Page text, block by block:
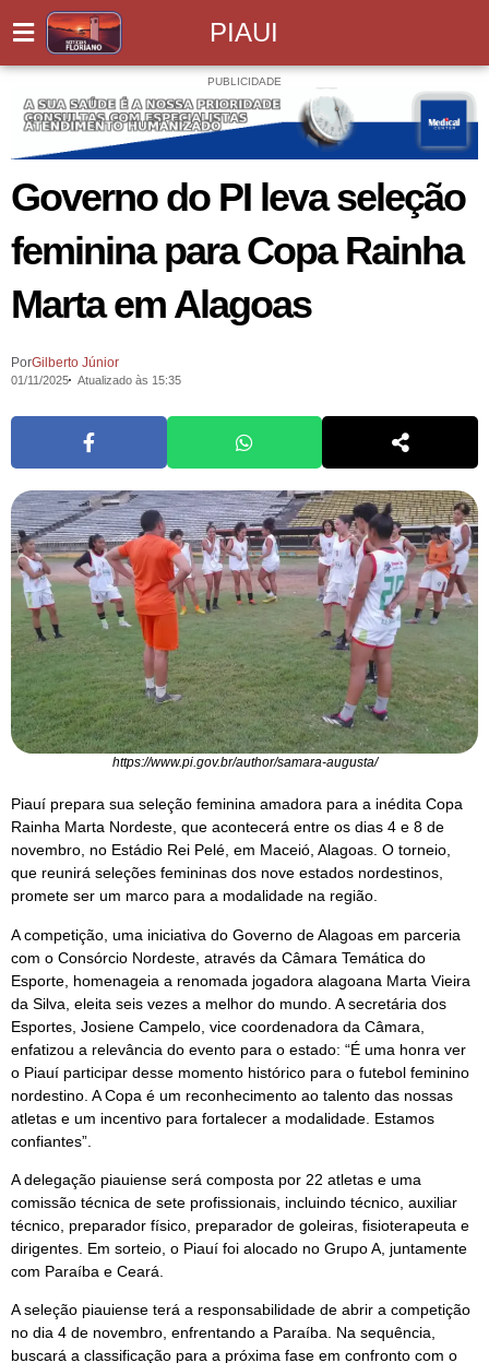
PIAUI
PUBLICIDADE
Governo do PI leva seleção
feminina para Copa Rainha
Marta em Alagoas
PorGilberto Júnior
01/11/2025 Atualizado às 15:35
https://www.pi.gov.br/author/samara-augusta/
Piauí prepara sua seleção feminina amadora para a inédita Copa
Rainha Marta Nordeste, que acontecerá entre os dias 4 e 8 de
novembro, no Estádio Rei Pelé, em Maceió, Alagoas. O torneio,
que reunirá seleções femininas dos nove estados nordestinos,
promete ser um marco para a modalidade na região.
A competição, uma iniciativa do Governo de Alagoas em parceria
com o Consórcio Nordeste, através da Câmara Temática do
Esporte, homenageia a renomada jogadora alagoana Marta Vieira
da Silva, eleita seis vezes a melhor do mundo. A secretária dos
Esportes, Josiene Campelo, vice coordenadora da Câmara,
enfatizou a relevância do evento para o estado: “É uma honra ver
o Piauí participar desse momento histórico para o futebol feminino
nordestino. A Copa é um reconhecimento ao talento das nossas
atletas e um incentivo para fortalecer a modalidade. Estamos
confiantes”.
A delegação piauiense será composta por 22 atletas e uma
comissão técnica de sete profissionais, incluindo técnico, auxiliar
técnico, preparador físico, preparador de goleiras, fisioterapeuta e
dirigentes. Em sorteio, o Piauí foi alocado no Grupo A, juntamente
com Paraíba e Ceará.
A seleção piauiense terá a responsabilidade de abrir a competição
no dia 4 de novembro, enfrentando a Paraíba. Na sequência,
buscará a classificação para a próxima fase em confronto com o